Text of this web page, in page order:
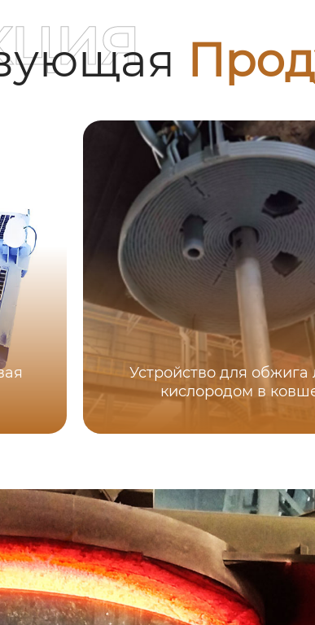
Устройство для обжига
кислородом в